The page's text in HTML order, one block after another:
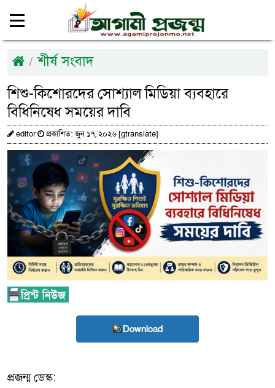
শীর্ষ সংবাদ
শিশু-কিশোরদের সোশ্যাল মিডিয়া ব্যবহারে
বিধিনিষেধ সময়ের দাবি
editor প্রকাশিত: জুন ১৭, ২০২৬ [gtranslate]
Download
প্রজন্ম ডেস্ক: